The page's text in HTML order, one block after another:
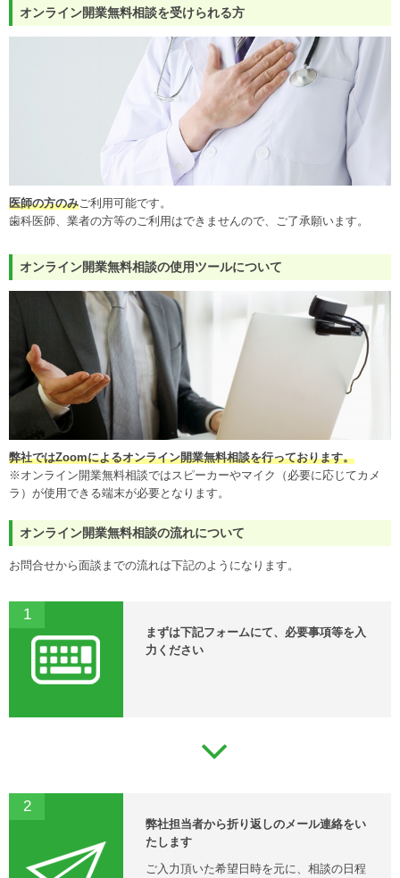
オンライン開業無料相談を受けられる方
医師の方のみご利用可能です。
歯科医師、業者の方等のご利用はできませんので、ご了承願います。
オンライン開業無料相談の使用ツールについて
弊社ではZoomによるオンライン開業無料相談を行っております。
※オンライン開業無料相談ではスピーカーやマイク（必要に応じてカメ
ラ）が使用できる端末が必要となります。
オンライン開業無料相談の流れについて
お問合せから面談までの流れは下記のようになります。
1
まずは下記フォームにて、必要事項等を入
力ください
2
弊社担当者から折り返しのメール連絡をい
たします
ご入力頂いた希望日時を元に、相談の日程